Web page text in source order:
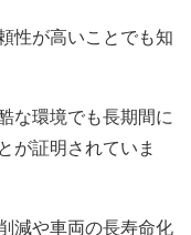
性が高いことでも知
な環境でも長期間に
が証明されていま
減や車両の長寿命化